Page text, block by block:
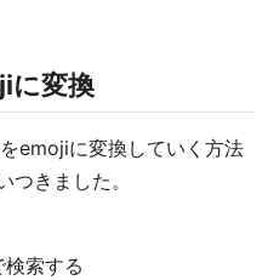
に変換
emojiに変換していく方法
つきました。
索する